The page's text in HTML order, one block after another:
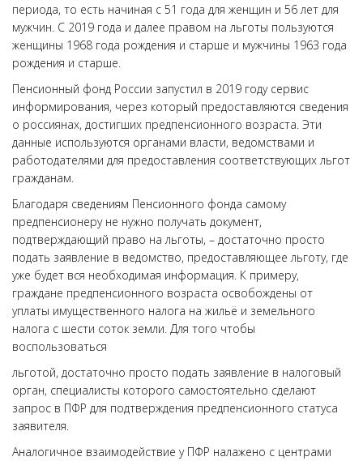
периода, то есть начиная с 51 года для женщин и 56 лет для
мужчин. С 2019 года и далее правом на льготы пользуются
женщины 1968 года рождения и старше и мужчины 1963 года
рождения и старше.
Пенсионный фонд России запустил в 2019 году сервис
информирования, через который предоставляются сведения
о россиянах, достигших предпенсионного возраста. Эти
данные используются органами власти, ведомствами и
работодателями для предоставления соответствующих льгот
гражданам.
Благодаря сведениям Пенсионного фонда самому
предпенсионеру не нужно получать документ,
подтверждающий право на льготы, – достаточно просто
подать заявление в ведомство, предоставляющее льготу, где
уже будет вся необходимая информация. К примеру,
граждане предпенсионного возраста освобождены от
уплаты имущественного налога на жильё и земельного
налога с шести соток земли. Для того чтобы
воспользоваться
льготой, достаточно просто подать заявление в налоговый
орган, специалисты которого самостоятельно сделают
запрос в ПФР для подтверждения предпенсионного статуса
заявителя.
Аналогичное взаимодействие у ПФР налажено с центрами